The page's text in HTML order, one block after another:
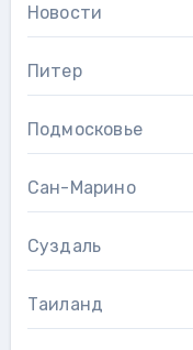
Новости
Питер
Подмосковье
Сан-Марино
Суздаль
Таиланд